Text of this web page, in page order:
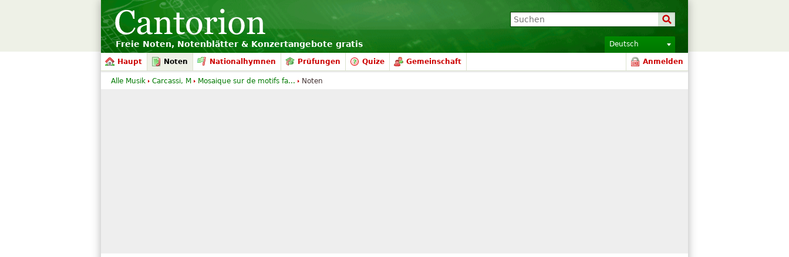
Freie Noten, Notenblätter & Konzertangebote gratis Deutsch
Haupt Noten Nationalhymnen Prüfungen Quize Gemeinschaft Anmelden
Alle Musik Carcassi, M Mosaique sur de motifs fa... Noten